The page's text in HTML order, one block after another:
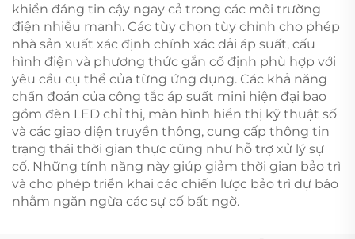
khiển đáng tin cậy ngay cả trong các môi trường
điện nhiễu mạnh. Các tùy chọn tùy chỉnh cho phép
nhà sản xuất xác định chính xác dải áp suất, cấu
hình điện và phương thức gắn cố định phù hợp với
yêu cầu cụ thể của từng ứng dụng. Các khả năng
chẩn đoán của công tắc áp suất mini hiện đại bao
gồm đèn LED chỉ thị, màn hình hiển thị kỹ thuật số
và các giao diện truyền thông, cung cấp thông tin
trạng thái thời gian thực cũng như hỗ trợ xử lý sự
cố. Những tính năng này giúp giảm thời gian bảo trì
và cho phép triển khai các chiến lược bảo trì dự báo
nhằm ngăn ngừa các sự cố bất ngờ.